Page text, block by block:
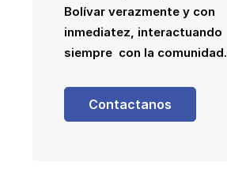
Bolívar verazmente y con
inmediatez, interactuando
siempre con la comunidad.
Contactanos